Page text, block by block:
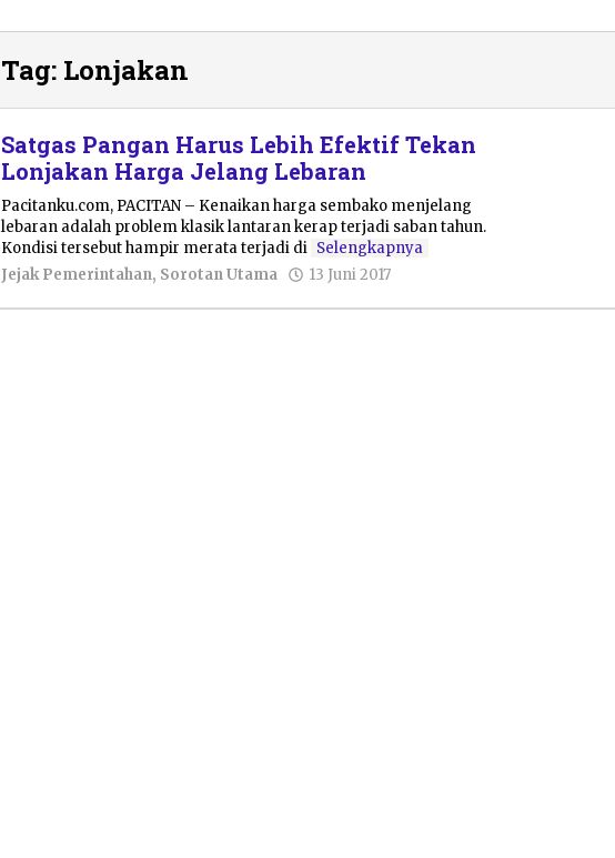
Tag: Lonjakan
Satgas Pangan Harus Lebih Efektif Tekan
Lonjakan Harga Jelang Lebaran
Pacitanku.com, PACITAN – Kenaikan harga sembako menjelang
lebaran adalah problem klasik lantaran kerap terjadi saban tahun.
Kondisi tersebut hampir merata terjadi di Selengkapnya
Jejak Pemerintahan, Sorotan Utama 13 Juni 2017